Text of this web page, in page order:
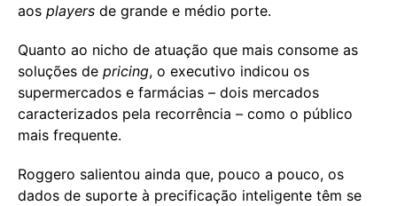
aos players de grande e médio porte.
Quanto ao nicho de atuação que mais consome as
soluções de pricing, o executivo indicou os
supermercados e farmácias – dois mercados
caracterizados pela recorrência – como o público
mais frequente.
Roggero salientou ainda que, pouco a pouco, os
dados de suporte à precificação inteligente têm se